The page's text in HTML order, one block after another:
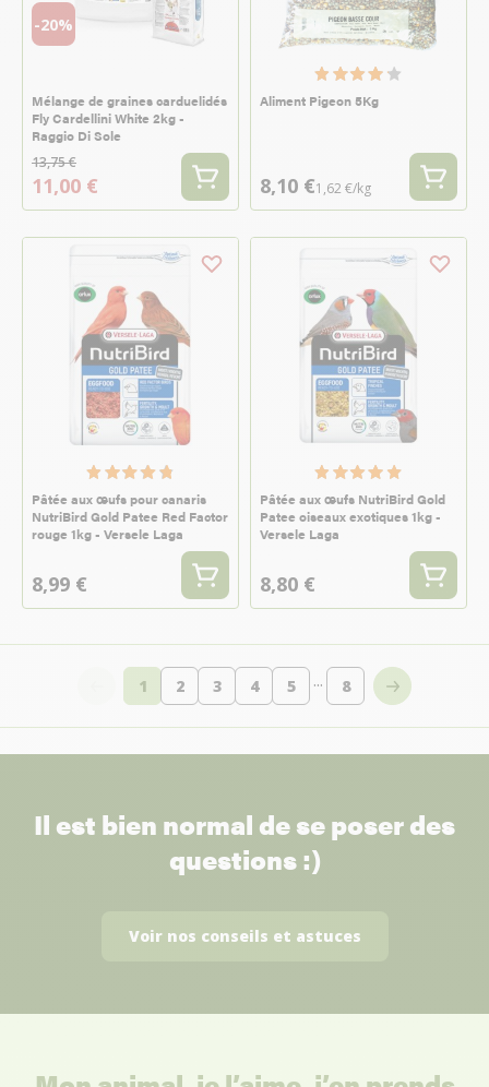
-20%
Mélange de graines carduelidés
Fly Cardellini White 2kg -
Raggio Di Sole
13,75 €
11,00 €
Aliment Pigeon 5Kg
8,10 €1,62 €/kg
Pâtée aux œufs pour canaris
NutriBird Gold Patee Red Factor
rouge 1kg - Versele Laga
8,99 €
Pâtée aux œufs NutriBird Gold
Patee oiseaux exotiques 1kg -
Versele Laga
8,80 €
Vous lisez actuellement la page
1 Page
2 Page
3 Page
4 Page
5 ...
Page
8
Il est bien normal de se poser des
questions :)
Voir nos conseils et astuces